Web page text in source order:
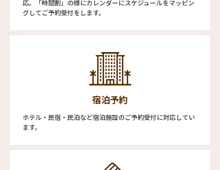
応。「時間割」の様にカレンダーにスケジュールをマッピン
グしてご予約受付をします。
宿泊予約
ホテル・民宿・民泊など宿泊施設のご予約受付に対応してい
ます。